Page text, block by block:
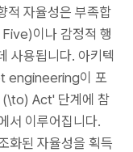
적 자율성은 부족합
이나 감정적 행
사용됩니다. 아키텍
engineering이 포
(\to) Act' 단계에 참
서 이루어집니다.
된 자율성을 획득